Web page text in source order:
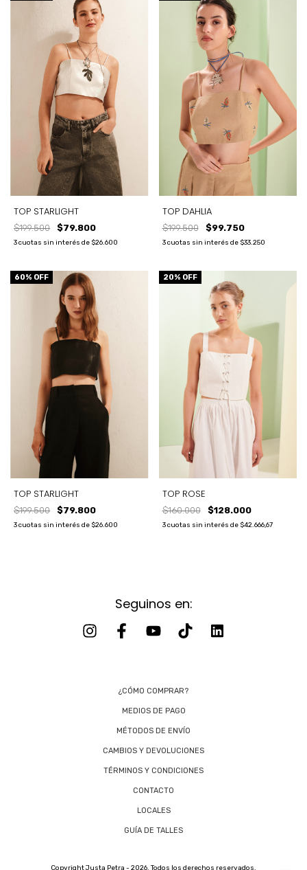
TOP STARLIGHT
$199.500 $79.800
3cuotas sin interés de $26.600
TOP DAHLIA
$199.500 $99.750
3 cuotas sin interés de $33.250
60% OFF
TOP STARLIGHT
$199.500 $79.800
3cuotas sin interés de $26.600
20% OFF
TOP ROSE
$160.000 $128.000
3 cuotas sin interés de $42.666,67
Seguinos en:
¿CÓMO COMPRAR?
MEDIOS DE PAGO
MÉTODOS DE ENVÍO
CAMBIOS Y DEVOLUCIONES
TÉRMINOS Y CONDICIONES
CONTACTO
LOCALES
GUÍA DE TALLES
Copyright Justa Petra - 2026. Todos los derechos reservados.